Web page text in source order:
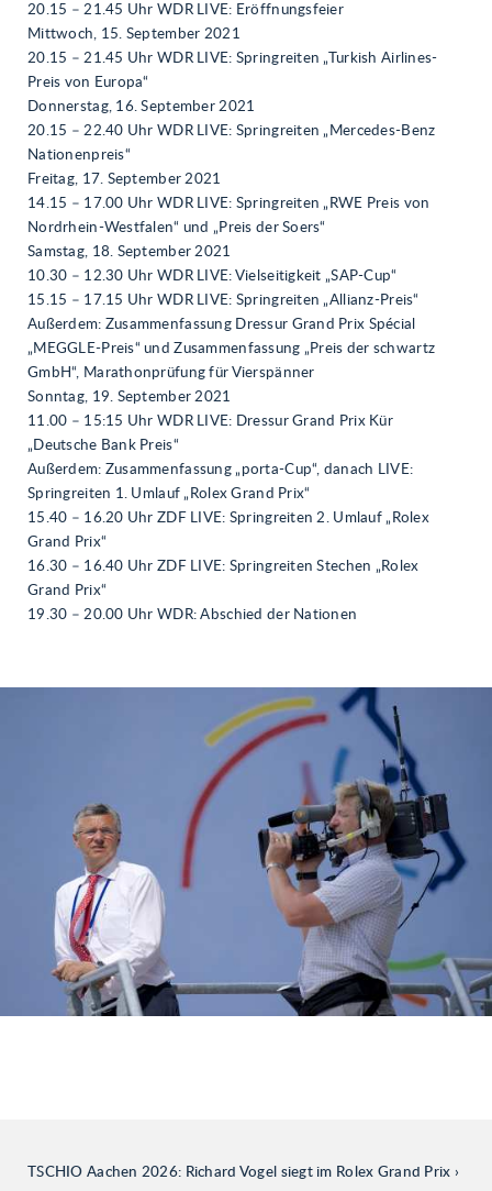
20.15 – 21.45 Uhr WDR LIVE: Eröffnungsfeier
Mittwoch, 15. September 2021
20.15 – 21.45 Uhr WDR LIVE: Springreiten „Turkish Airlines-
Preis von Europa“
Donnerstag, 16. September 2021
20.15 – 22.40 Uhr WDR LIVE: Springreiten „Mercedes-Benz
Nationenpreis“
Freitag, 17. September 2021
14.15 – 17.00 Uhr WDR LIVE: Springreiten „RWE Preis von
Nordrhein-Westfalen“ und „Preis der Soers“
Samstag, 18. September 2021
10.30 – 12.30 Uhr WDR LIVE: Vielseitigkeit „SAP-Cup“
15.15 – 17.15 Uhr WDR LIVE: Springreiten „Allianz-Preis“
Außerdem: Zusammenfassung Dressur Grand Prix Spécial
„MEGGLE-Preis“ und Zusammenfassung „Preis der schwartz
GmbH“, Marathonprüfung für Vierspänner
Sonntag, 19. September 2021
11.00 – 15:15 Uhr WDR LIVE: Dressur Grand Prix Kür
„Deutsche Bank Preis“
Außerdem: Zusammenfassung „porta-Cup“, danach LIVE:
Springreiten 1. Umlauf „Rolex Grand Prix“
15.40 – 16.20 Uhr ZDF LIVE: Springreiten 2. Umlauf „Rolex
Grand Prix“
16.30 – 16.40 Uhr ZDF LIVE: Springreiten Stechen „Rolex
Grand Prix“
19.30 – 20.00 Uhr WDR: Abschied der Nationen
TSCHIO Aachen 2026: Richard Vogel siegt im Rolex Grand Prix